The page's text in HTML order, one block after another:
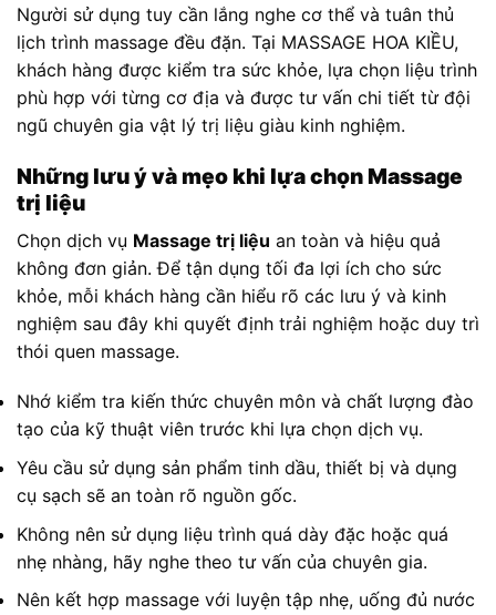
Người sử dụng tuy cần lắng nghe cơ thể và tuân thủ
lịch trình massage đều đặn. Tại MASSAGE HOA KIỀU,
khách hàng được kiểm tra sức khỏe, lựa chọn liệu trình
phù hợp với từng cơ địa và được tư vấn chi tiết từ đội
ngũ chuyên gia vật lý trị liệu giàu kinh nghiệm.
Những lưu ý và mẹo khi lựa chọn Massage
trị liệu
Chọn dịch vụ Massage trị liệu an toàn và hiệu quả
không đơn giản. Để tận dụng tối đa lợi ích cho sức
khỏe, mỗi khách hàng cần hiểu rõ các lưu ý và kinh
nghiệm sau đây khi quyết định trải nghiệm hoặc duy trì
thói quen massage.
Nhớ kiểm tra kiến thức chuyên môn và chất lượng đào
tạo của kỹ thuật viên trước khi lựa chọn dịch vụ.
Yêu cầu sử dụng sản phẩm tinh dầu, thiết bị và dụng
cụ sạch sẽ an toàn rõ nguồn gốc.
Không nên sử dụng liệu trình quá dày đặc hoặc quá
nhẹ nhàng, hãy nghe theo tư vấn của chuyên gia.
Nên kết hợp massage với luyện tập nhẹ, uống đủ nước